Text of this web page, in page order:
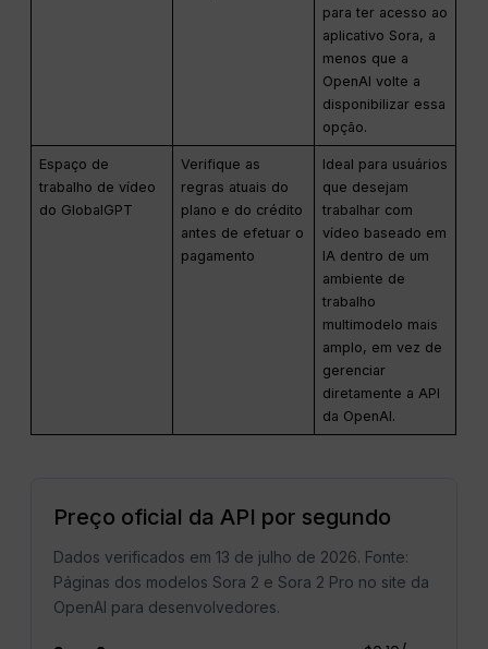
para ter acesso ao
aplicativo Sora, a
menos que a
OpenAI volte a
disponibilizar essa
opção.
Espaço de
trabalho de vídeo
do GlobalGPT
Verifique as
regras atuais do
plano e do crédito
antes de efetuar o
pagamento
Ideal para usuários
que desejam
trabalhar com
vídeo baseado em
IA dentro de um
ambiente de
trabalho
multimodelo mais
amplo, em vez de
gerenciar
diretamente a API
da OpenAI.
Preço oficial da API por segundo
Dados verificados em 13 de julho de 2026. Fonte:
Páginas dos modelos Sora 2 e Sora 2 Pro no site da
OpenAI para desenvolvedores.